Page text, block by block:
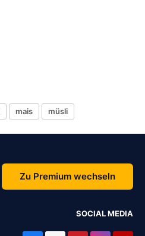
mais müsli
Zu Premium wechseln
SOCIAL MEDIA